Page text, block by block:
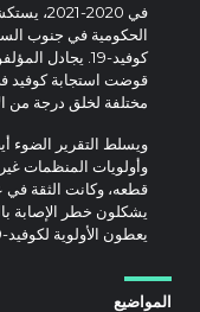
في 2020-
الحكومية في جنوب
كوفيد-19. يجادل
قوضت استجابة كوفيد
مختلفة لخلق درجة من
ويسلط التقرير الضوء
وأولويات المنظمات غير
قطعه، وكانت الثقة في
يشكلون خطر الإصابة
يعطون الأولوية لكوفيد-19 على المخاوف المحلية الأكثر إلحاحًا.
المواضيع